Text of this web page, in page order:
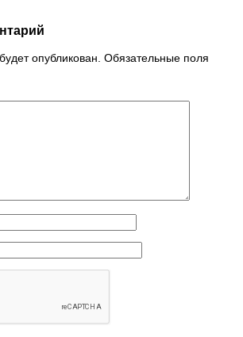
опубликован. Обязательные поля